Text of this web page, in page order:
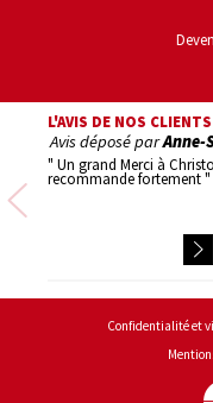
L'AVIS DE NOS CLIENTS
Avis déposé parAnne-
" Un grand Merci à
recommande fortement "
Confidentialité et